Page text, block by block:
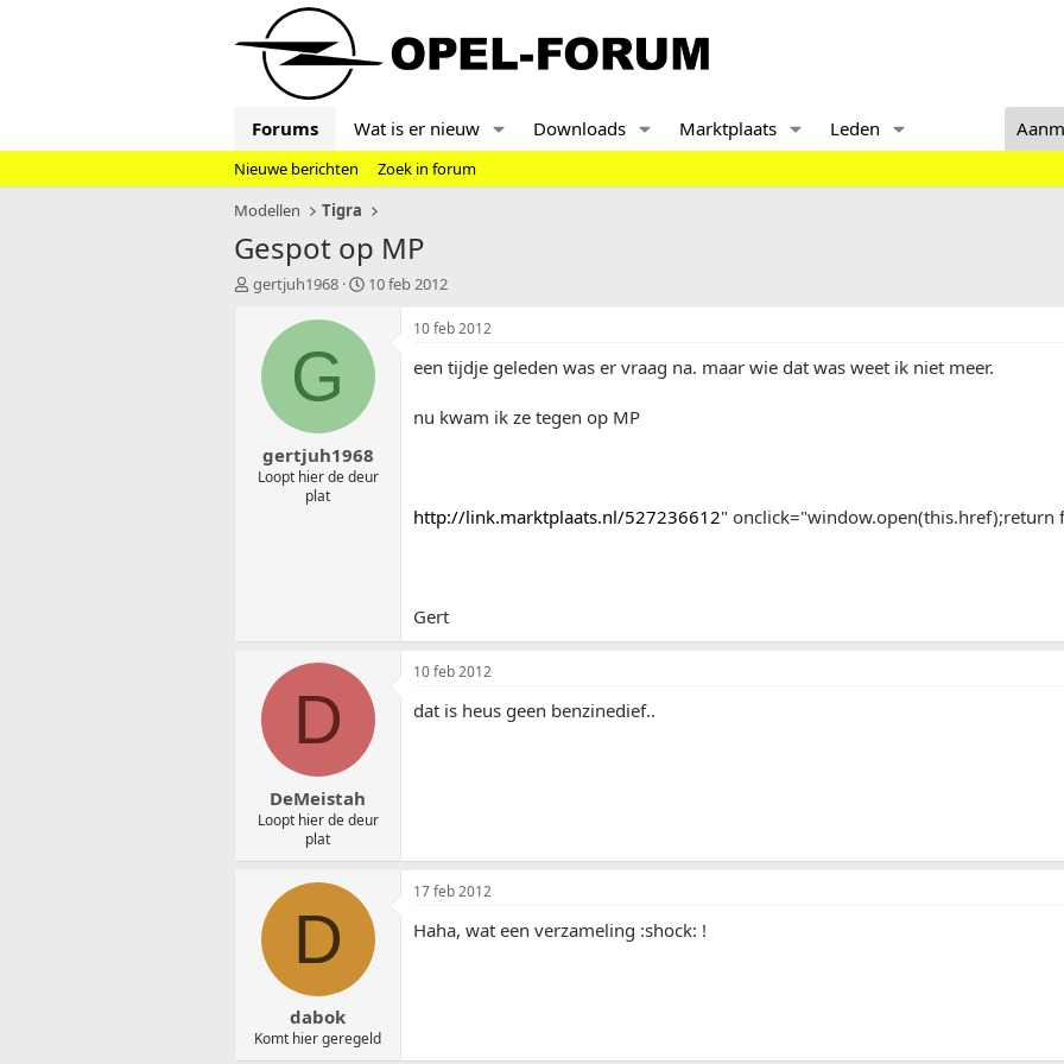
Forums Wat is er nieuw Downloads Marktplaats Leden
Nieuwe berichten
Zoek in forum
Modellen
Tigra
Gespot op MP
T
gertjuh1968
S
r
d
a
u
m
10 feb 2012
G
gertjuh1968
Loopt hier de deur
plat
10 feb 2012
een tijdje geleden was er vraag na. maar wie dat was weet ik niet meer.
nu kwam ik ze tegen op MP
http://link.marktplaats.nl/527236612" onclick="window.open(this.href);return
Gert
D
DeMeistah
Loopt hier de deur
plat
10 feb 2012
dat is heus geen benzinedief..
D
dabok
Komt hier geregeld
17 feb 2012
Haha, wat een verzameling :shock: !